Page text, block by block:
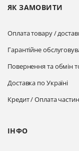
ЯК ЗАМОВИТИ
Оплата товару /
Гарантійне
Повернення та обмін
Доставка по Україні
Кредит / Оплата
ІНФО